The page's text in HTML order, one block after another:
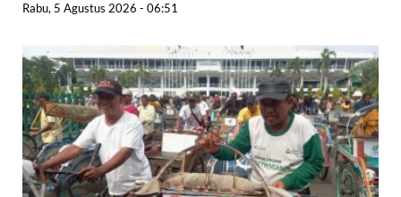
Rabu, 5 Agustus 2026 - 06:51